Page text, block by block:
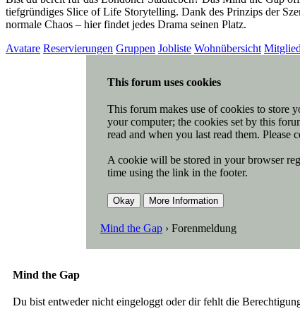
tiefgründiges Slice of Life Storytelling. Dank des Prinzips der
normale Chaos – hier findet jedes Drama seinen Platz.
Avatare Reservierungen Gruppen Jobliste Wohnübersicht
This forum uses cookies
This forum makes use of cookies to store
your computer; the cookies set by this
read and when you last read them. Please
A cookie will be stored in your browser
time using the link in the footer.
Mind the Gap › Forenmeldung
Mind the Gap
Du bist entweder nicht eingeloggt oder dir fehlt die